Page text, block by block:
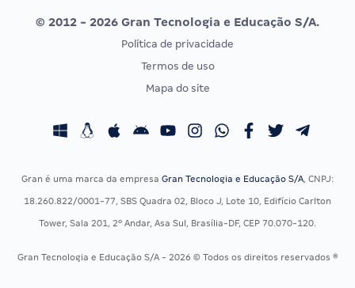
Vunesp
CONCURSOS POR PROFISSÃO
Concursos Fiscais
Concursos Saúde
Residência Multiprofissional
EXAME DE ORDEM
Calendário OAB
© 2012 - 2026 Gran Tecnologia e Educação S/A.
Política de privacidade
Termos de uso
Mapa do site
Gran é uma marca da empresa Gran Tecnologia e Educação S/A, CNPJ:
18.260.822/0001-77, SBS Quadra 02, Bloco J, Lote 10, Edifício Carlton
Tower, Sala 201, 2º Andar, Asa Sul, Brasília-DF, CEP 70.070-120.
Gran Tecnologia e Educação S/A - 2026 © Todos os direitos reservados ®